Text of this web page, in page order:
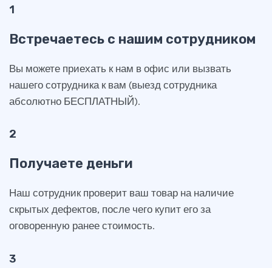
1
Встречаетесь с нашим сотрудником
Вы можете приехать к нам в офис или вызвать
нашего сотрудника к вам (выезд сотрудника
абсолютно БЕСПЛАТНЫЙ).
2
Получаете деньги
Наш сотрудник проверит ваш товар на наличие
скрытых дефектов, после чего купит его за
оговоренную ранее стоимость.
3